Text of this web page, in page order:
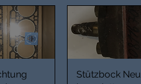
Stützbock Neu